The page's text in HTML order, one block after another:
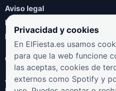
Aviso legal
Política de privacidad
Política de cookies
COLABORA
¿Eres artista, manager, sello o
Privacidad y cookies
En ElFiesta.es usamos
para que la web funcione
las aceptas, cookies de
externos como Spotify y